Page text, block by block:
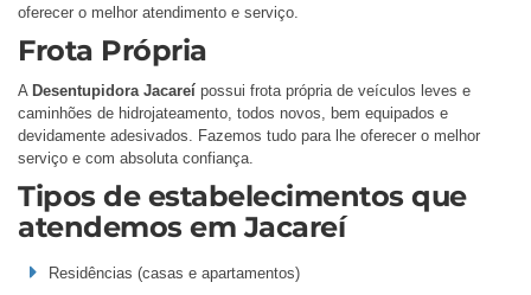
oferecer o melhor atendimento e serviço.
Frota Própria
A Desentupidora Jacareí possui frota própria de veículos leves e
caminhões de hidrojateamento, todos novos, bem equipados e
devidamente adesivados. Fazemos tudo para lhe oferecer o melhor
serviço e com absoluta confiança.
Tipos de estabelecimentos que
atendemos em Jacareí
Residências (casas e apartamentos)